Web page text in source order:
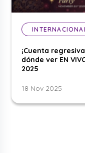
¡Cuenta
dónde ver EN
2025
18 Nov 2025